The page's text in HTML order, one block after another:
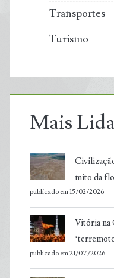
Transportes
Turismo
Mais
mito da
publicado em 15/02/2026
Vitória na
publicado em 21/07/2026